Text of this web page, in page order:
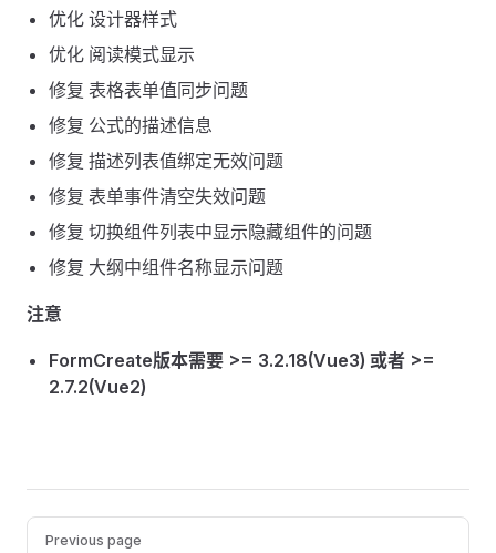
优化 设计器样式
优化 阅读模式显示
修复 表格表单值同步问题
修复 公式的描述信息
修复 描述列表值绑定无效问题
修复 表单事件清空失效问题
修复 切换组件列表中显示隐藏组件的问题
修复 大纲中组件名称显示问题
注意
FormCreate版本需要 >= 3.2.18(Vue3) 或者 >=
2.7.2(Vue2)
Pager
Previous page